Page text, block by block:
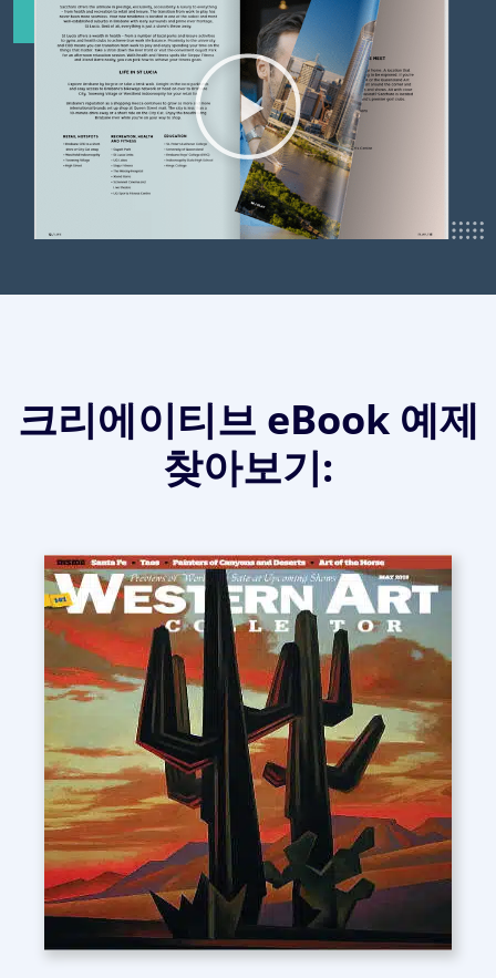
크리에이티브 eBook 예제
찾아보기: